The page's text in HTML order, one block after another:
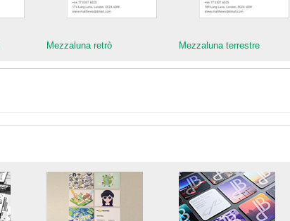
Mezzaluna retrò Mezzaluna terrestre